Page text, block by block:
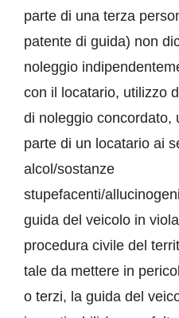
parte di una terza
patente di guida) non
noleggio
con il locatario, utilizzo
di noleggio concordato,
parte di un locatario ai
alcol/sostanze
stupefacenti/
guida del veicolo in
procedura civile del
tale da mettere in
o terzi, la guida del